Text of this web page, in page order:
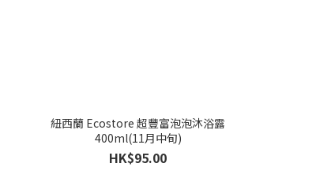
紐西蘭 Ecostore 超豐富泡泡沐浴露
400ml(11月中旬)
HK$95.00